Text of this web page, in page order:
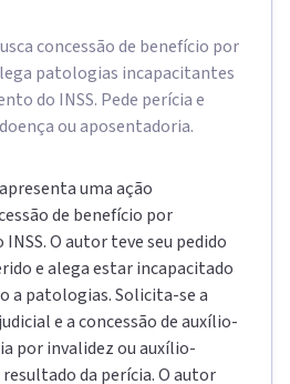
concessão de benefício por
patologias incapacitantes
do INSS. Pede perícia e
ou aposentadoria.
uma ação
de benefício por
O autor teve seu pedido
e alega estar incapacitado
a patologias. Solicita-se a
e a concessão de auxílio-
por invalidez ou auxílio-
da perícia. O autor